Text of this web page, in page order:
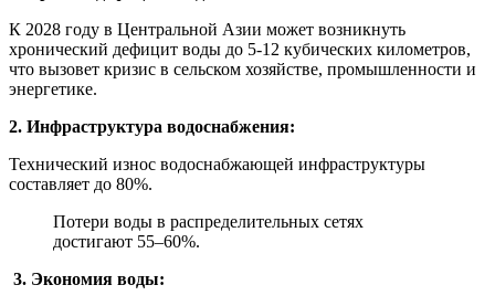
К 2028 году в Центральной Азии может возникнуть
хронический дефицит воды до 5-12 кубических километров,
что вызовет кризис в сельском хозяйстве, промышленности и
энергетике.
2. Инфраструктура водоснабжения:
Технический износ водоснабжающей инфраструктуры
составляет до 80%.
Потери воды в распределительных сетях
достигают 55–60%.
3. Экономия воды: